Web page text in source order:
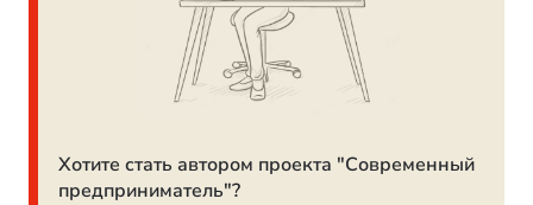
Хотите стать автором проекта "Современный
предприниматель"?